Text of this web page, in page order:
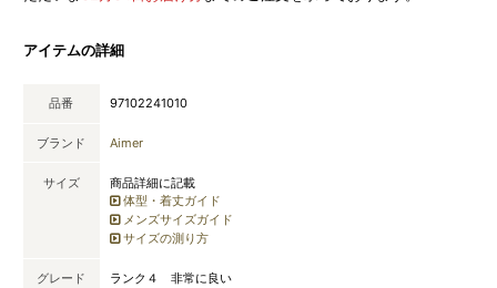
アイテムの詳細
品番 97102241010
ブランド Aimer
サイズ
商品詳細に記載
体型・着丈ガイド
メンズサイズガイド
サイズの測り方
グレード ランク４ 非常に良い